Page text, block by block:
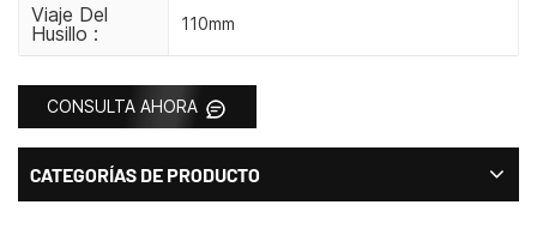
Viaje Del
Husillo :
110mm
CONSULTA AHORA
CATEGORÍAS DE PRODUCTO